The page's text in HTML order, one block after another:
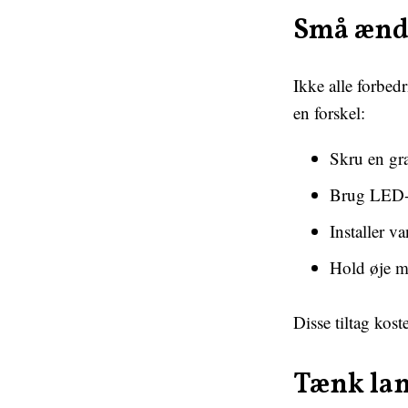
Små
Ikke alle
en forskel:
Skru en
Brug
Installer
Hold øje
Disse tiltag
Tænk